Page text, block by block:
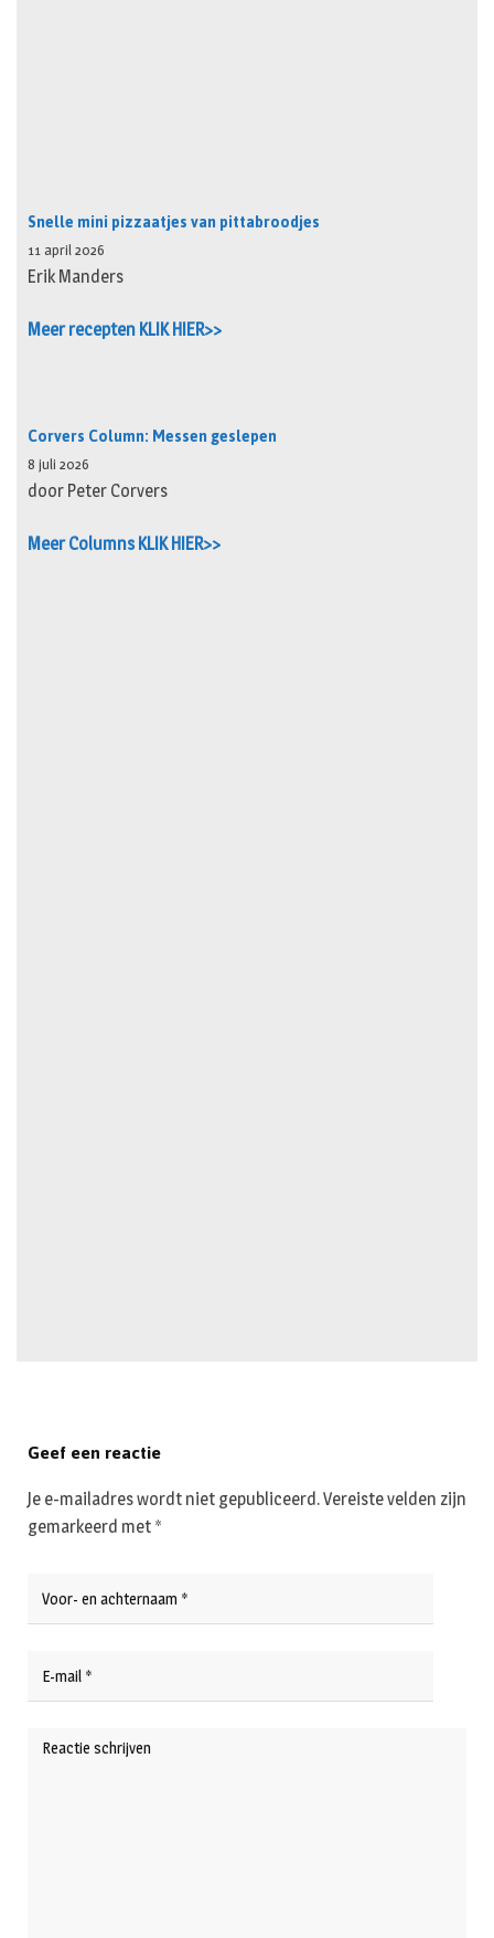
Snelle mini pizzaatjes van pittabroodjes
11 april 2026
Erik Manders
Meer recepten KLIK HIER>>
Corvers Column: Messen geslepen
8 juli 2026
door Peter Corvers
Meer Columns KLIK HIER>>
Geef een reactie
Je e-mailadres wordt niet gepubliceerd.Vereiste velden zijn
gemarkeerd met *